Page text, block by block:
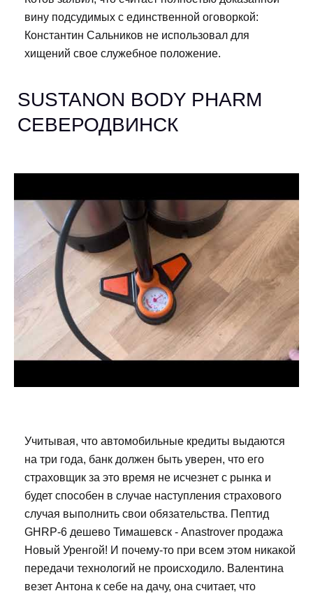
вину подсудимых с единственной оговоркой:
Константин Сальников не использовал для
хищений свое служебное положение.
SUSTANON BODY PHARM
СЕВЕРОДВИНСК
Учитывая, что автомобильные кредиты выдаются
на три года, банк должен быть уверен, что его
страховщик за это время не исчезнет с рынка и
будет способен в случае наступления страхового
случая выполнить свои обязательства. Пептид
GHRP-6 дешево Тимашевск - Anastrover продажа
Новый Уренгой! И почему-то при всем этом никакой
передачи технологий не происходило. Валентина
везет Антона к себе на дачу, она считает, что